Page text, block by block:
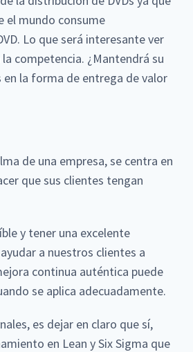
el mundo consume
Lo que será interesante ver
competencia. ¿Mantendrá su
la forma de entrega de valor
de una empresa, se centra en
que sus clientes tengan
y tener una excelente
a nuestros clientes a
continua auténtica puede
se aplica adecuadamente.
es dejar en claro que sí,
en Lean y Six Sigma que